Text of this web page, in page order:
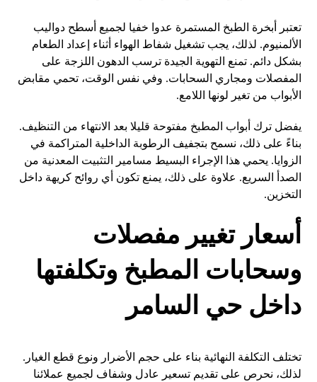
تعتبر أبخرة الطبخ المستمرة عدوا خفيا لجميع أسطح دواليب
الألمنيوم. لذلك، يجب تشغيل شفاط الهواء أثناء إعداد الطعام
بشكل دائم. تمنع التهوية الجيدة ترسب الدهون اللزجة على
المفصلات ومجاري السحابات. وفي نفس الوقت، تحمي مقابض
الأبواب من تغير لونها اللامع.
يفضل ترك أبواب المطبخ مفتوحة قليلا بعد الانتهاء من التنظيف.
بناءً على ذلك، نسمح بتجفيف الرطوبة الداخلية المتراكمة في
الزوايا. يحمي هذا الإجراء البسيط مسامير التثبيت المعدنية من
الصدأ السريع. علاوة على ذلك، يمنع تكون أي روائح كريهة داخل
التخزين.
أسعار تغيير مفصلات
وسحابات المطبخ وتكلفتها
داخل حي السامر
تختلف التكلفة النهائية بناء على حجم الأضرار ونوع قطع الغيار.
لذلك، نحرص على تقديم تسعير عادل وشفاف لجميع عملائنا